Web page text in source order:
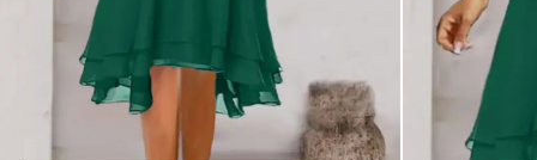
STROJE KĄPIELOWE
BLUZKI